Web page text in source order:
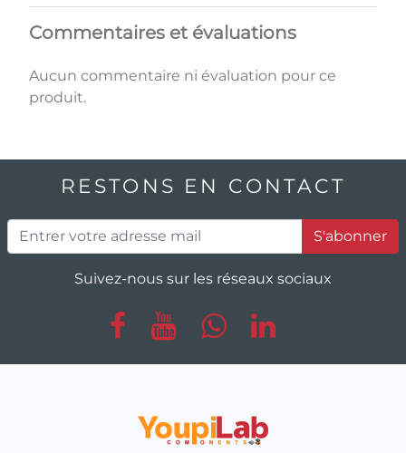
Commentaires et évaluations
Aucun commentaire ni évaluation pour ce
produit.
RESTONS EN CONTACT
S'abonner
Suivez-nous sur les réseaux sociaux